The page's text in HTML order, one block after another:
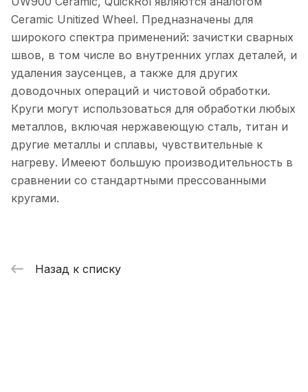
Ceramic Unitized Wheel. Предназначены для
широкого спектра применений: зачистки сварных
швов, в том числе во внутренних углах деталей, и
удаления заусенцев, а также для других
доводочных операций и чистовой обработки.
Круги могут использоваться для обработки любых
металлов, включая нержавеющую сталь, титан и
другие металлы и сплавы, чувствительные к
нагреву. Имееют большую производительность в
сравнении со стандартными прессованными
кругами.
Назад к списку